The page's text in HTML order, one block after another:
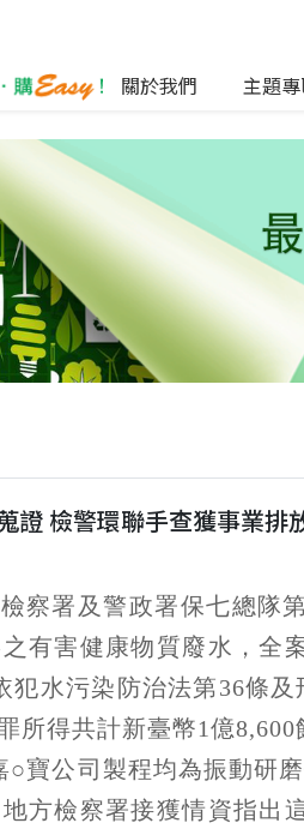
關於我們 主題
證 檢警環聯手查獲事業排
察署及警政署保七總隊
有害健康物質廢水，全
水污染防治法第36條
所得共計新臺幣1億8,600
寶公司製程均為振動研
方檢察署接獲情資指出